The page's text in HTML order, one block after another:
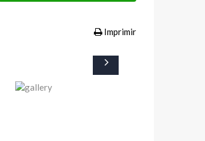
Imprimir